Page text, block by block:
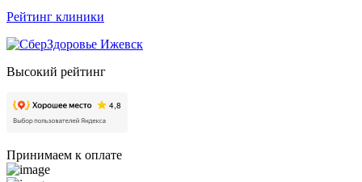
Рейтинг клиники
Высокий рейтинг
Принимаем к оплате